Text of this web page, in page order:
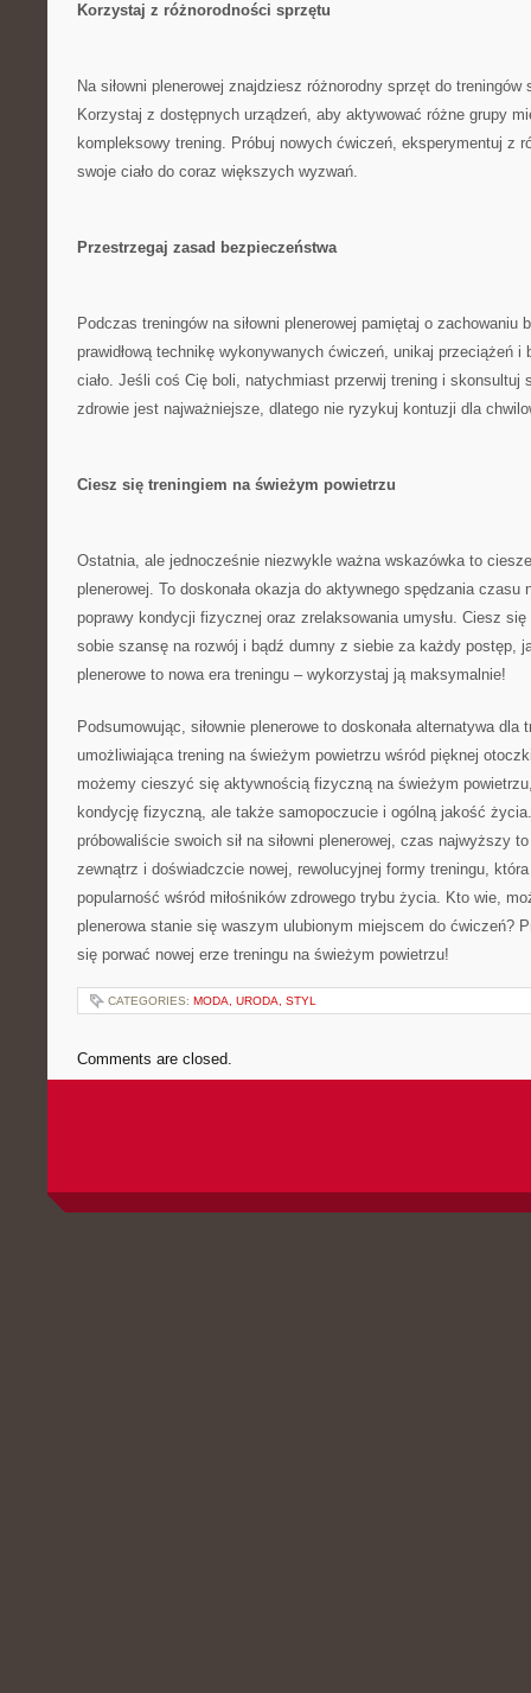
Korzystaj z różnorodności‌ sprzętu
Na siłowni plenerowej znajdziesz różnorodny sprzęt do treningów
Korzystaj z dostępnych⁣ urządzeń, aby aktywować różne grupy
kompleksowy trening. Próbuj nowych ćwiczeń, eksperymentuj z
swoje ciało do ⁤coraz większych wyzwań.
Przestrzegaj zasad bezpieczeństwa
Podczas treningów ​na siłowni plenerowej pamiętaj o‌ zachowaniu
prawidłową ‌technikę wykonywanych ćwiczeń, unikaj ⁢przeciążeń i
ciało. Jeśli coś Cię boli, ‍natychmiast‍ przerwij ⁣trening⁣ i skonsultuj
zdrowie jest najważniejsze, dlatego nie ryzykuj kontuzji⁢ dla
Ciesz się treningiem ​na⁢ świeżym ‌powietrzu
Ostatnia, ⁢ale jednocześnie niezwykle ​ważna wskazówka ‌to
plenerowej.‌ To doskonała okazja do aktywnego spędzania czasu​
poprawy kondycji fizycznej oraz zrelaksowania umysłu. Ciesz
‍sobie szansę⁣ na rozwój⁢ i bądź dumny z siebie⁤ za każdy postęp,
plenerowe to nowa⁤ era treningu – wykorzystaj ‌ją maksymalnie!⁣
Podsumowując, siłownie ⁤plenerowe to⁤ doskonała alternatywa dla
‍umożliwiająca trening na świeżym powietrzu⁣ wśród pięknej
możemy cieszyć się​ aktywnością fizyczną na świeżym
kondycję fizyczną,⁣ ale także samopoczucie i ogólną jakość
‌próbowaliście swoich sił ​na ⁢siłowni plenerowej, czas ​najwyższy
zewnątrz‍ i doświadczcie‌ nowej, rewolucyjnej ‌formy treningu,
popularność wśród miłośników zdrowego trybu życia.⁢ Kto wie,
plenerowa stanie się waszym ulubionym ⁣miejscem do ćwiczeń?
się porwać nowej erze treningu na świeżym powietrzu!
CATEGORIES: MODA, URODA, STYL
Comments are closed.